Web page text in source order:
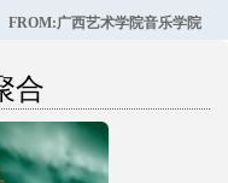
FROM:广西艺术学院音乐学院
合